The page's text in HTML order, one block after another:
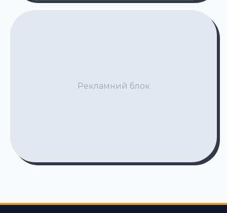
Рекламний блок